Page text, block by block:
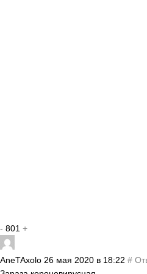
- 801 +
AneTAxolo 26 мая 2020 в 18:22 #